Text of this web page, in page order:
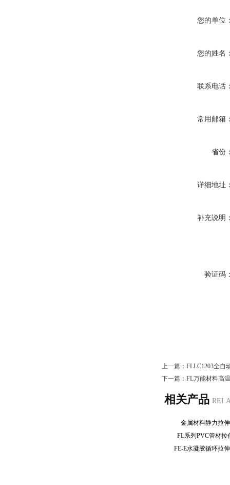
您的单位
您的姓名
联系电话
常用邮箱
省份
详细地址
补充说明
验证码
上一篇： FLLC1203全自
下一篇： FL万能材料高
相关产品
金属材料静力拉
FL系列PVC管材
FE-E水凝胶循环拉